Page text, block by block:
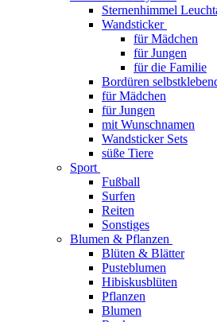
Sternenhimmel
Wandsticker
für Mädchen
für Jungen
für die Familie
Bordüren
für Mädchen
für Jungen
mit Wunschnamen
Wandsticker Sets
süße Tiere
Sport
Fußball
Surfen
Reiten
Sonstiges
Blumen & Pflanzen
Blüten & Blätter
Pusteblumen
Hibiskusblüten
Pflanzen
Blumen